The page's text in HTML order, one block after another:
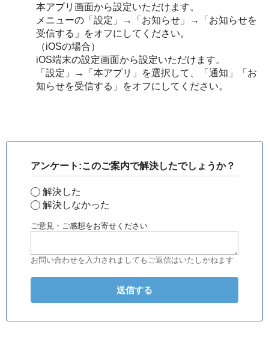
本アプリ画面から設定いただけます。
メニューの「設定」→「お知らせ」→「お知らせを
受信する」をオフにしてください。
（iOSの場合）
iOS端末の設定画面から設定いただけます。
「設定」→「本アプリ」を選択して、「通知」「お
知らせを受信する」をオフにしてください。
アンケート:このご案内で解決したでしょうか？
解決した
解決しなかった
ご意見・ご感想をお寄せください
お問い合わせを入力されましてもご返信はいたしかねます